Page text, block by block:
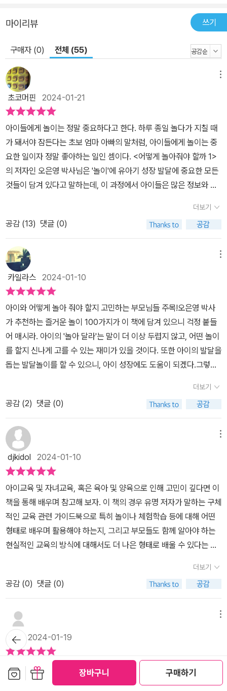
장바구니 구매하기
마이리뷰 쓰기
구매자 (0) 전체 (55)
초코머핀 2024-01-21
아이들에게 놀이는 정말 중요하다고 한다. 하루 종일 놀다가 지칠 때
가 돼서야 잠든다는 초보 엄마 아빠의 말처럼, 아이들에게 놀이는 중
요한 일이자 정말 좋아하는 일인 셈이다. <어떻게 놀아줘야 할까 1>
의 저자인 오은영 박사님은 '놀이'에 유아기 성장 발달에 중요한 모든
것들이 담겨 있다고 말하는데, 이 과정에서 아이들은 많은 정보와 지
현상의 개념들, 그리고 부모님의 관심과 사랑, 친구들과의 관계가 형
성되면서 아이들의 신체·인지능력·관계·언어 능력·정서 등이 고르게
발달해 나간다는 것이다. 코로나19 팬데믹으로 인해 마스크를 쓴 어
른들과 부모 밑에서 자란 아이들의 언어 능력이 떨어진다는 기사나,
부모로부터 떨어져 관심과 사랑을 받지 못한 아이들이 성장해 나가면
서 생기는 문제와 관련된 보도 자료가 이를 뒷받침한다. 반대로 그럼
에도 불구하고, 조부모의 돌봄이나 형제자매들과 어울려 지낸 아이들
의 사회성이나 관계 능력이 좋다는 기사 역시 이와 관련하여 많은 시
사점을 던져 준다. ​이 책 <어떻게 놀아줘야 할까 1>는 이런 내용을 바
탕으로 부모들이 효과적으로, 제대로 된 놀이를 즐길 수 있는 방법들
을 알려준다. 만 3세(36개월)를 시작으로 개월 수별로 알맞은 놀이를
신체와 인지 능력, 관계성과 언어 능력, 그리고 정서의 다섯 개 카테고
리로 구분하여 약 백여 개의 놀이법을 이백여 페이지에 걸쳐 소개하
고 있다. ​몇 가지를 소개해 보면 다음과 같다. 먼저 자주 접하게 될 철
이동해 보는 놀이다. 부모님의 지시에 따라 몸을 움직이면서, 실제 지
하철 노선도 접해볼 수 있는 그런 놀이이자 교육으로 보면 되겠다. 또
짝꿍을 찾아라는 놀이도 있는데, 동식물 카드를 나열해 상 하위로 분
류해 보고, 직접 생각하고 고민하게 하는 놀이다. 이때 틀렸다고 지적
하는 게 아니라 이유를 들어보고, 공감해 주면서 자연스레 바른 논리
와 관계로 연결시켜 주는 게 중요하다고 한다. 일종의 카드 게임이라
볼 수 있겠다. ​42개월이 지났다면, 신체를 활용한 놀이를 해보는 게
어떨까. 요리조리 조심조심이나, 이리저리 점프, 말하는 대로 움직여
보아요 같은 게 도움이 될 듯하다. 자세한 내용은 책을 참고하면 좋겠
부분을 아이에게 알려주는 것도 굉장히 중요한 교육 포인트라고 생각
된다. ​이 외에도 많은 놀이가 있는데, 각각의 놀이별로 도움이 되는 5
대 분야(신체, 인지, 관계, 언어, 정서)를 그래프로 표시해 두었으니
필요한 포인트를 보고 선별해서 활용해 보는 것도 좋겠다 싶다. 읽다
보면 알겠지만 아이만큼 부모도 같이 놀아줘야 하고, 또 미리 준비해
야 하는 것도 많다는 건 함정 아닌 함정. 이 모든 걸 다 할 순 없겠지
만, 어린이집이나 유치원에서 하지 못한 게 있다거나, 우리 아이가 부
족하다고 생각되면 부분을 골라 조금이라도 같이 해보는 게 좋을 듯
하다. ​나도 나이가 있다 보니 이런 대화를 할 때는 그냥 듣고 있거나,
더보기
공감 (13) 댓글 (0)
카일라스 2024-01-10
아이와 어떻게 놀아 줘야 할지 고민하는 부모님들 주목!​​오은영 박사
가 추천하는 즐거운 놀이 100가지가 이 책에 담겨 있으니 걱정 붙들
어 매시라. ​​아이의 '놀아 달라'는 말이 더 이상 두렵지 않고, 어떤 놀이
를 할지 신나게 고를 수 있는 재미가 있을 것이다. ​​또한 아이의 발달을
돕는 발달놀이를 할 수 있으니, 아이 성장에도 도움이 되겠다.​​그렇게
이 시간을 보낼 수 있겠다. ​​오은영의 모두가 행복해지는 놀이 『어떻게
놀아줘야 할까』 1권은 만 3~4세, 36~59개월 편이다.​​즐겁게 놀면서
신체, 인지, 관계, 언어, 정서의 균형 있는 발달까지 누릴 수 있으니,
발달놀이 책으로 눈여겨볼 만하겠다. ​​오은영.정신건강의학과 전문의
이자 소아·청소년 정신의학과 전문의.연세대학교 의과대학을 졸업하
고 같은 학교 대학원에서 석사 학위, 고려대학교 대학원에서 의학박
사 학위를 취득했다. 신촌 세브란스병원 수련의, 정신과 전공의, 삼성
서울병원 소아·청소년정신과 전임의 및 임상 교수를 거쳐 아주대학교
의과대학 정신과 교수를 역임했다. 현재 연세대학교 의과대학 외래
교수이자, 오은영아카데미 원장으로 활동하고 있다. (책날개 중에서)​​
이 책에는 이미 검증된, 아이들이 깔깔대며 즐거워하는 놀이가 100
가지 담겨 있어요. '지금까지 너무 편식하듯 놀아 준 것이 아닐까?' 하
며 걱정하는 부모님들을 위해 신체, 인지, 관계, 언어, 정서로 발달 영
역을 나눠서 그 영역에 조금 더 도움이 되는 놀이들을 소개해 놓았습
구성된다. 1장 '움직이는 것이 즐겁고, 호기심 가득한 질문이 샘솟아
요', 2장 '상상하는 것이 재미있고, 감정이 풍부해져요', 3장 '나의 경험
을 말로 표현할 때가 많아져요', 4장 '친구들과 함께 뛰어노는 것이 즐
거워요'로 나뉜다. 각 장에서는 신체 놀이, 인지 놀이, 관계 놀이, 언어
놀이, 정서 놀이로 나누어서 다양한 놀이를 소개하고 있다. ​​각각의 놀
더보기
공감 (2) 댓글 (0)
djkidol 2024-01-10
아이교육 및 자녀교육, 혹은 육아 및 양육으로 인해 고민이 깊다면 이
책을 통해 배우며 참고해 보자. 이 책의 경우 유명 저자가 말하는 구체
적인 교육 관련 가이드북으로 특히 놀이나 체험학습 등에 대해 어떤
형태로 배우며 활용해야 하는지, 그리고 부모들도 함께 알아야 하는
현실적인 교육의 방식에 대해서도 더 나은 형태로 배울 수 있다는 점
물론 교육이나 학습의 경우 공부법이나 독서 관련 조언이 주를 이루
고 있지만, 어른들의 입장에서도 충분히 공감하는 부분이 존재할 것
이다.​바로 놀이 및 체험학습이 주는 성장적인 요소와 이런 과정을 통
해 아이나 자녀의 인성교육, 그리고 언어나 지능, 관계 및 정서 등 반
드시 필요로 하는 부분에 대해서도 더 나은 성장을 이룰 수 있다는 점
이 그것이다. 책의 저자도 놀이문화나 놀이에 대해 자세히 전하며 아
이들에게 강요하거나 혼자서 하는 놀이적 행위가 아닌, 부모가 함께
하며 어떤 형태로 소통하며 사랑의 의미에 대해서도 충분히 주고 받
는 형태로의 적용이 가능한지, 이를 핵심가치로 한 다양한 방식과 변
더보기
공감 (0) 댓글 (0)
빙혈 2024-01-19
"놀이"를 통해 아이의 여러 측면이 발달한다면 아이한테 어떤 부담
이 덜할 것 같아서 부모님 입장에서는 한층 더 마음이 놓일 듯합니
뒤로가
기